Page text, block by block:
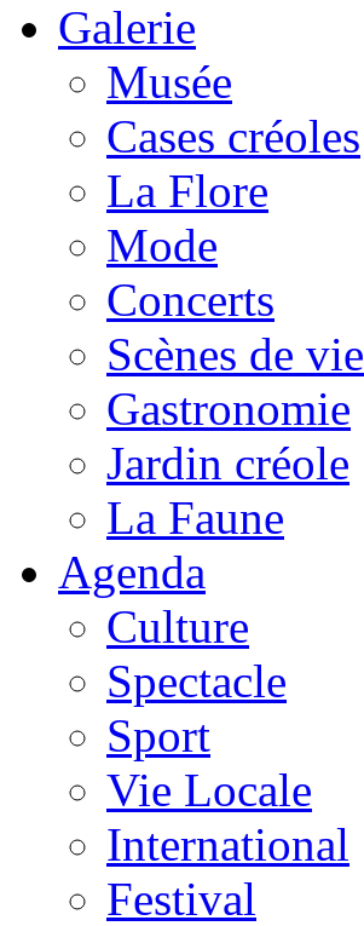
Galerie
Musée
Cases créoles
La Flore
Mode
Concerts
Scènes de vie
Gastronomie
Jardin créole
La Faune
Agenda
Culture
Spectacle
Sport
Vie Locale
International
Festival